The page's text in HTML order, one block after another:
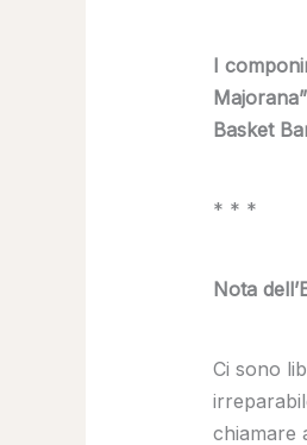
I
Basket
* * *
Nota
Ci sono
chiamare